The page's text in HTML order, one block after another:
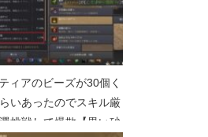
ティアのビーズが30個く
らいあったのでスキル厳
選挑戦して爆散【黒い砂